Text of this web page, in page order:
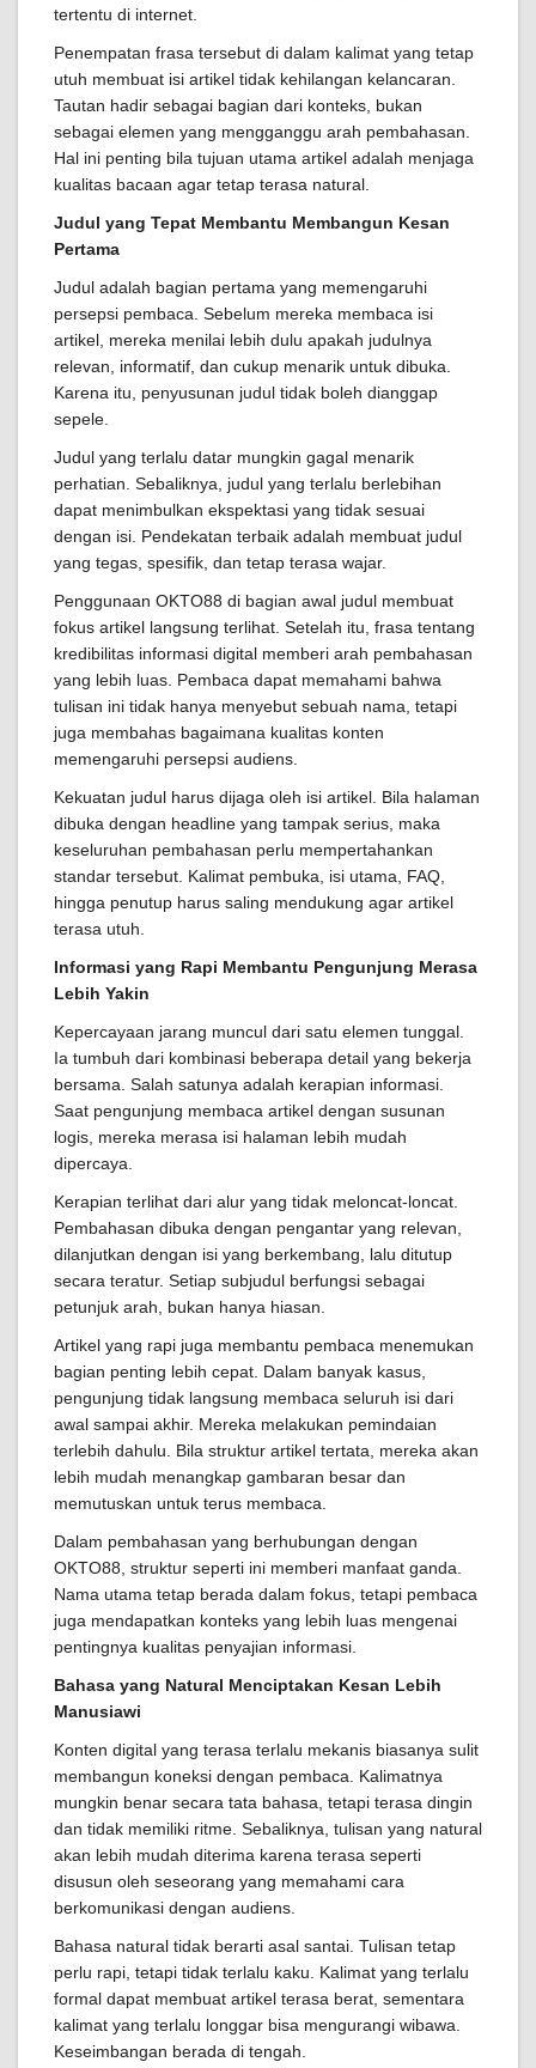
tertentu di internet.
Penempatan frasa tersebut di dalam kalimat yang tetap
utuh membuat isi artikel tidak kehilangan kelancaran.
Tautan hadir sebagai bagian dari konteks, bukan
sebagai elemen yang mengganggu arah pembahasan.
Hal ini penting bila tujuan utama artikel adalah menjaga
kualitas bacaan agar tetap terasa natural.
Judul yang Tepat Membantu Membangun Kesan
Pertama
Judul adalah bagian pertama yang memengaruhi
persepsi pembaca. Sebelum mereka membaca isi
artikel, mereka menilai lebih dulu apakah judulnya
relevan, informatif, dan cukup menarik untuk dibuka.
Karena itu, penyusunan judul tidak boleh dianggap
sepele.
Judul yang terlalu datar mungkin gagal menarik
perhatian. Sebaliknya, judul yang terlalu berlebihan
dapat menimbulkan ekspektasi yang tidak sesuai
dengan isi. Pendekatan terbaik adalah membuat judul
yang tegas, spesifik, dan tetap terasa wajar.
Penggunaan OKTO88 di bagian awal judul membuat
fokus artikel langsung terlihat. Setelah itu, frasa tentang
kredibilitas informasi digital memberi arah pembahasan
yang lebih luas. Pembaca dapat memahami bahwa
tulisan ini tidak hanya menyebut sebuah nama, tetapi
juga membahas bagaimana kualitas konten
memengaruhi persepsi audiens.
Kekuatan judul harus dijaga oleh isi artikel. Bila halaman
dibuka dengan headline yang tampak serius, maka
keseluruhan pembahasan perlu mempertahankan
standar tersebut. Kalimat pembuka, isi utama, FAQ,
hingga penutup harus saling mendukung agar artikel
terasa utuh.
Informasi yang Rapi Membantu Pengunjung Merasa
Lebih Yakin
Kepercayaan jarang muncul dari satu elemen tunggal.
Ia tumbuh dari kombinasi beberapa detail yang bekerja
bersama. Salah satunya adalah kerapian informasi.
Saat pengunjung membaca artikel dengan susunan
logis, mereka merasa isi halaman lebih mudah
dipercaya.
Kerapian terlihat dari alur yang tidak meloncat-loncat.
Pembahasan dibuka dengan pengantar yang relevan,
dilanjutkan dengan isi yang berkembang, lalu ditutup
secara teratur. Setiap subjudul berfungsi sebagai
petunjuk arah, bukan hanya hiasan.
Artikel yang rapi juga membantu pembaca menemukan
bagian penting lebih cepat. Dalam banyak kasus,
pengunjung tidak langsung membaca seluruh isi dari
awal sampai akhir. Mereka melakukan pemindaian
terlebih dahulu. Bila struktur artikel tertata, mereka akan
lebih mudah menangkap gambaran besar dan
memutuskan untuk terus membaca.
Dalam pembahasan yang berhubungan dengan
OKTO88, struktur seperti ini memberi manfaat ganda.
Nama utama tetap berada dalam fokus, tetapi pembaca
juga mendapatkan konteks yang lebih luas mengenai
pentingnya kualitas penyajian informasi.
Bahasa yang Natural Menciptakan Kesan Lebih
Manusiawi
Konten digital yang terasa terlalu mekanis biasanya sulit
membangun koneksi dengan pembaca. Kalimatnya
mungkin benar secara tata bahasa, tetapi terasa dingin
dan tidak memiliki ritme. Sebaliknya, tulisan yang natural
akan lebih mudah diterima karena terasa seperti
disusun oleh seseorang yang memahami cara
berkomunikasi dengan audiens.
Bahasa natural tidak berarti asal santai. Tulisan tetap
perlu rapi, tetapi tidak terlalu kaku. Kalimat yang terlalu
formal dapat membuat artikel terasa berat, sementara
kalimat yang terlalu longgar bisa mengurangi wibawa.
Keseimbangan berada di tengah.